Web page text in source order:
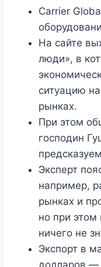
Carrier
На сайте
люди», в
ситуацию
рынках.
При этом
господин
Эксперт
например,
рынках и
но при этом
ничего не
Экспорт в
долларов —